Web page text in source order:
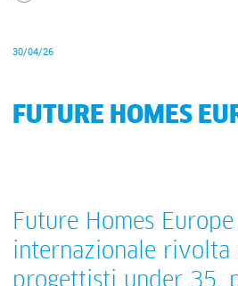
30/04/26
FUTURE HOMES
Future Homes
internazionale rivolta